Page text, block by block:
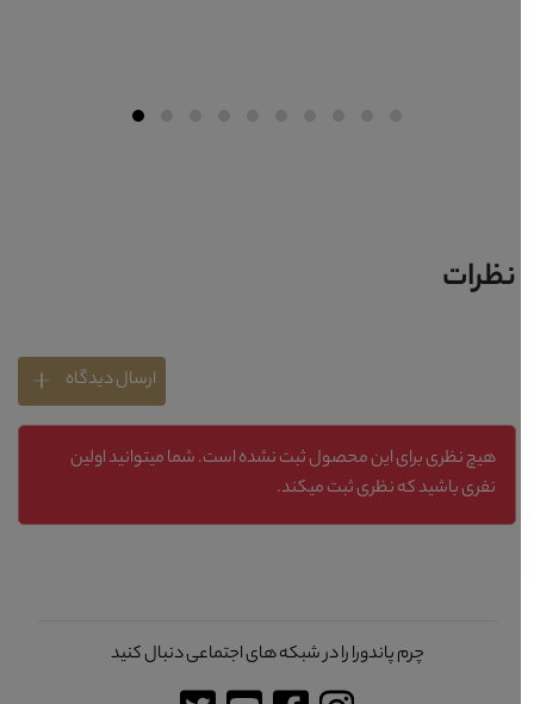
نظرات
ارسال دیدگاه
هیچ نظری برای این محصول ثبت نشده است. شما میتوانید اولین
نفری باشید که نظری ثبت میکند.
چرم پاندورا را در شبکه های اجتماعی دنبال کنید